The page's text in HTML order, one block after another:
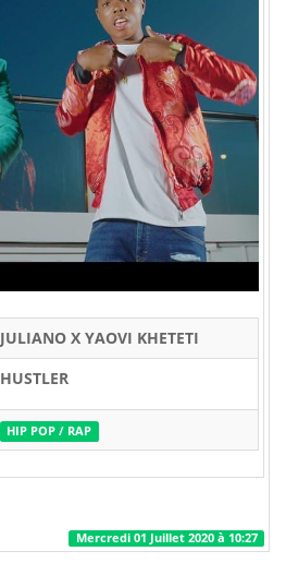
JULIANO X YAOVI KHETETI
HUSTLER
HIP POP / RAP
Mercredi 01 Juillet 2020 à 10:27